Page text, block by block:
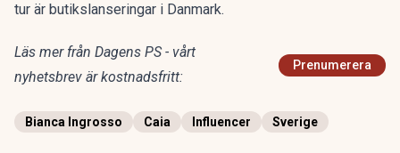
tur är butikslanseringar i Danmark.
Läs mer från Dagens PS - vårt
nyhetsbrev är kostnadsfritt:
Prenumerera
Bianca Ingrosso Caia Influencer Sverige